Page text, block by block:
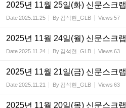
2025년 11월 25일(화) 신문스크랩
Date2025.11.25 By 김석현_GLB Views 57
2025년 11월 24일(월) 신문스크랩
Date2025.11.24 By 김석현_GLB Views 63
2025년 11월 21일(금) 신문스크랩
Date2025.11.21 By 김석현_GLB Views 63
2025년 11월 20일(목) 신문스크랩